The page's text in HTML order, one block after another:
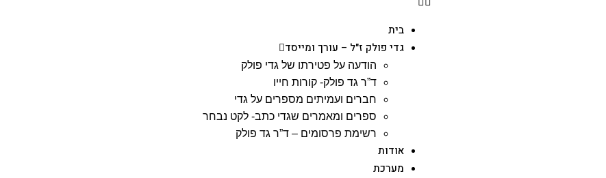
בית
גדי פולק ז"ל – עורך ומייסד
הודעה על פטירתו של גדי פולק
ד”ר גד פולק- קורות חייו
חברים ועמיתים מספרים על גדי
ספרים ומאמרים שגדי כתב- לקט נבחר
רשימת פרסומים – ד”ר גד פולק
אודות
מערכת